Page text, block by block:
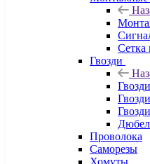
Сетка
Гвозди
Гвозди
Проволока
Саморезы
Хомуты